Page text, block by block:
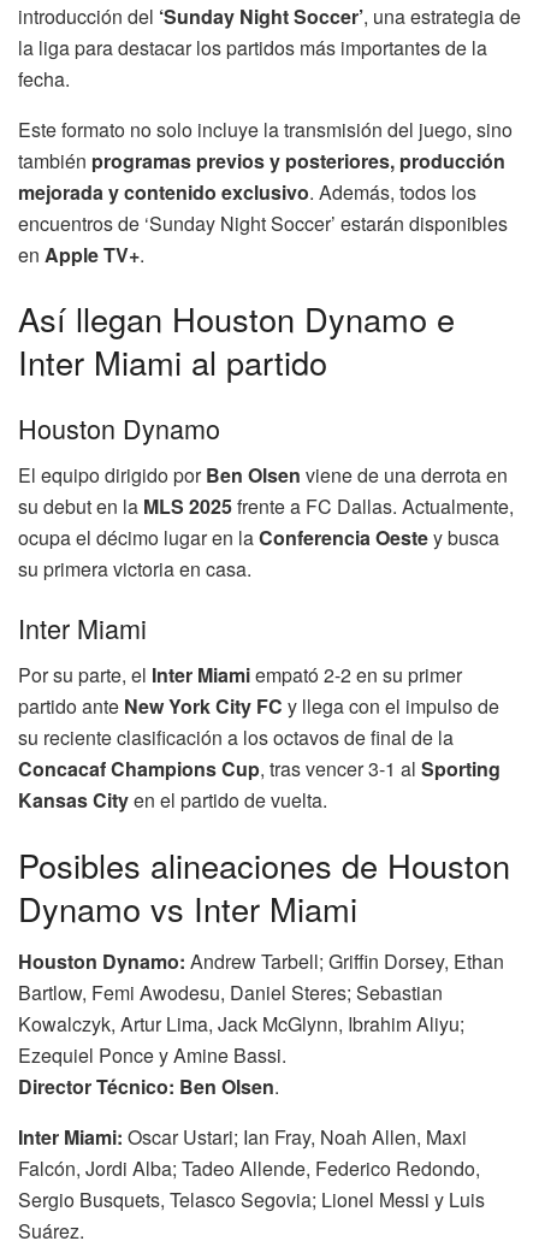
introducción del ‘Sunday Night Soccer’, una estrategia de
la liga para destacar los partidos más importantes de la
fecha.
Este formato no solo incluye la transmisión del juego, sino
también programas previos y posteriores, producción
mejorada y contenido exclusivo. Además, todos los
encuentros de ‘Sunday Night Soccer’ estarán disponibles
en Apple TV+.
Así llegan Houston Dynamo e
Inter Miami al partido
Houston Dynamo
El equipo dirigido porBen Olsen viene de una derrota en
su debut en la MLS 2025frente a FC Dallas. Actualmente,
ocupa el décimo lugar en laConferencia Oestey busca
su primera victoria en casa.
Inter Miami
Por su parte, el Inter Miamiempató 2-2 en su primer
partido ante New York City FC y llega con el impulso de
su reciente clasificación a los octavos de final de la
Concacaf Champions Cup, tras vencer 3-1 al Sporting
Kansas Cityen el partido de vuelta.
Posibles alineaciones de Houston
Dynamo vs Inter Miami
Houston Dynamo: Andrew Tarbell; Griffin Dorsey, Ethan
Bartlow, Femi Awodesu, Daniel Steres; Sebastian
Kowalczyk, Artur Lima, Jack McGlynn, Ibrahim Aliyu;
Ezequiel Ponce y Amine Bassi.
Director Técnico: Ben Olsen.
Inter Miami: Oscar Ustari; Ian Fray, Noah Allen, Maxi
Falcón, Jordi Alba; Tadeo Allende, Federico Redondo,
Sergio Busquets, Telasco Segovia; Lionel Messi y Luis
Suárez.